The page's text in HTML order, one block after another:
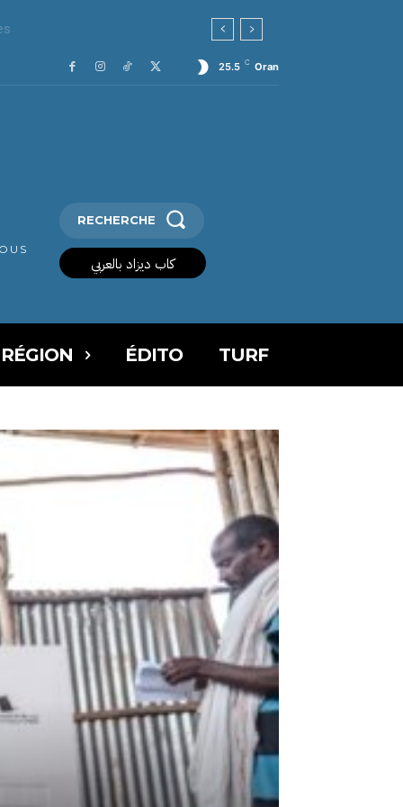
25.5 C Oran
RECHERCHE
كاب ديزاد بالعربي
ÉDITO TURF